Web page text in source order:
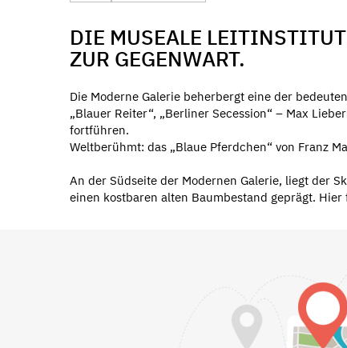
DIE MUSEALE
ZUR GEGENWART.
Die Moderne Galerie beherbergt eine der
„Blauer Reiter“, „Berliner Secession“ – Max
fortführen.
Weltberühmt: das „Blaue Pferdchen“ von Franz
An der Südseite der Modernen Galerie, liegt der
einen kostbaren alten Baumbestand geprägt.